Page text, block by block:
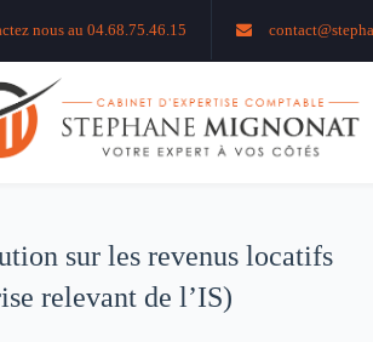
nous au 04.68.75.46.15
sur les revenus locatifs
relevant de l’IS)